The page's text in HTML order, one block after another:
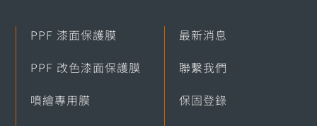
PPF 漆面保護膜
PPF 改色漆面保護膜
噴繪專用膜
最新消息
聯繫我們
保固登錄